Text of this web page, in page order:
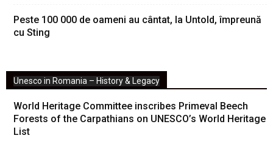
Peste 100 000 de oameni au cântat, la Untold, împreună
cu Sting
Unesco in Romania – History & Legacy
World Heritage Committee inscribes Primeval Beech
Forests of the Carpathians on UNESCO’s World Heritage
List